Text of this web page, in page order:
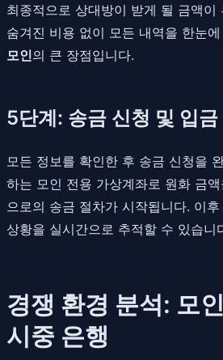
최종적으로 상대방이 받게 될 금액이
숨겨진 비용 없이 모든 내역을 한눈
모인의 큰 장점입니다.
5단계: 송금 신청 및 입금
모든 정보를 확인한 후 송금 신청을
하는 모인 전용 가상계좌로 원화 금
으로의 송금 절차가 시작됩니다. 이
상황을 실시간으로 추적할 수 있습니
경쟁 환경 분석: 모
시중 은행